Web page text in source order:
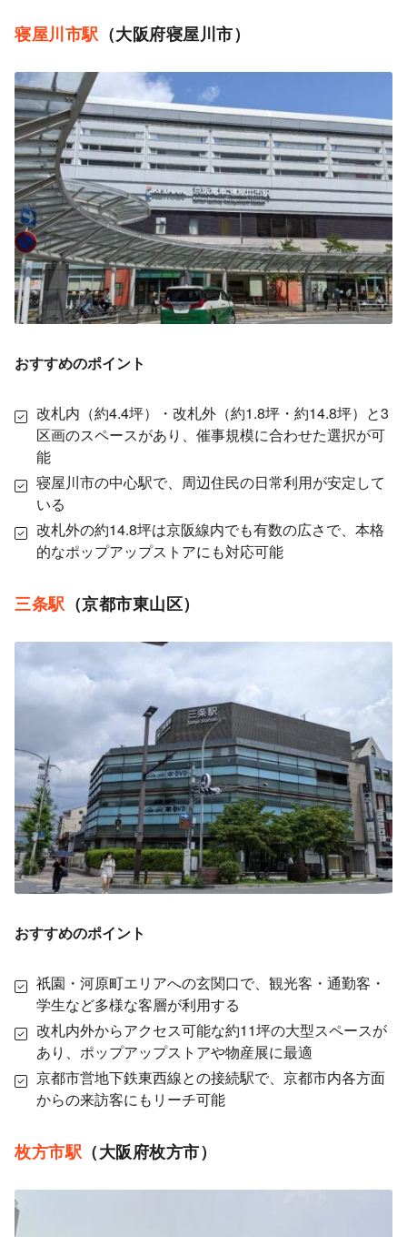
寝屋川市駅 （大阪府寝屋川市）
おすすめのポイント
改札内（約4.4坪）・改札外（約1.8坪・約14.8坪）と3
区画のスペースがあり、催事規模に合わせた選択が可
能
寝屋川市の中心駅で、周辺住民の日常利用が安定して
いる
改札外の約14.8坪は京阪線内でも有数の広さで、本格
的なポップアップストアにも対応可能
三条駅 （京都市東山区）
おすすめのポイント
祇園・河原町エリアへの玄関口で、観光客・通勤客・
学生など多様な客層が利用する
改札内外からアクセス可能な約11坪の大型スペースが
あり、ポップアップストアや物産展に最適
京都市営地下鉄東西線との接続駅で、京都市内各方面
からの来訪客にもリーチ可能
枚方市駅 （大阪府枚方市）